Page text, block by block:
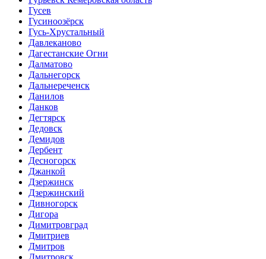
Гусев
Гусиноозёрск
Гусь-Хрустальный
Давлеканово
Дагестанские Огни
Далматово
Дальнегорск
Дальнереченск
Данилов
Данков
Дегтярск
Дедовск
Демидов
Дербент
Десногорск
Джанкой
Дзержинск
Дзержинский
Дивногорск
Дигора
Димитровград
Дмитриев
Дмитров
Дмитровск